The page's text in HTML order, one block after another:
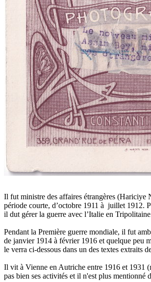
Il fut ministre des affaires étrangères (Hariciye
période courte, d’octobre 1911 à juillet 1912.
il dut gérer la guerre avec l’Italie en
Pendant la Première guerre mondiale, il fut
de janvier 1914 à février 1916 et quelque peu
le verra ci-dessous dans un des textes extraits
Il vit à Vienne en Autriche entre 1916 et 1931
pas bien ses activités et il n'est plus mentionné